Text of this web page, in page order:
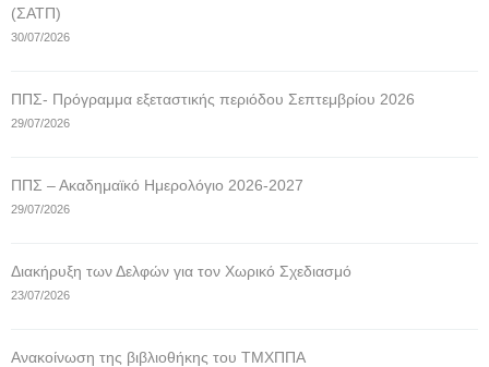
(ΣΑΤΠ)
30/07/2026
ΠΠΣ- Πρόγραμμα εξεταστικής περιόδου Σεπτεμβρίου 2026
29/07/2026
ΠΠΣ – Ακαδημαϊκό Ημερολόγιο 2026-2027
29/07/2026
Διακήρυξη των Δελφών για τον Χωρικό Σχεδιασμό
23/07/2026
Ανακοίνωση της βιβλιοθήκης του ΤΜΧΠΠΑ